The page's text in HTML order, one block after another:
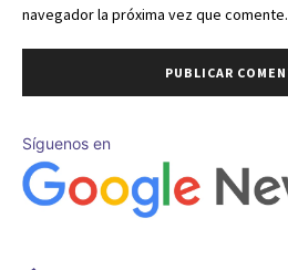
navegador la próxima vez que comente.
Síguenos en